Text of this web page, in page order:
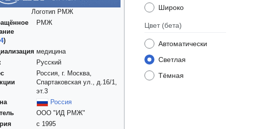
Широко
Цвет (бета)
Автоматически
Светлая
Тёмная
Логотип РМЖ
)
РМЖ
медицина
Русский
Россия, г. Москва,
Спартаковская ул., д.16/1,
эт.3
Россия
ООО "ИД РМЖ"
с 1995